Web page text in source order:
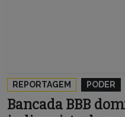
REPORTAGEM PODER
Bancada BBB